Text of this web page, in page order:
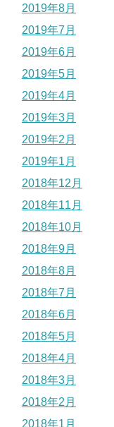
2019年8月
2019年7月
2019年6月
2019年5月
2019年4月
2019年3月
2019年2月
2019年1月
2018年12月
2018年11月
2018年10月
2018年9月
2018年8月
2018年7月
2018年6月
2018年5月
2018年4月
2018年3月
2018年2月
2018年1月